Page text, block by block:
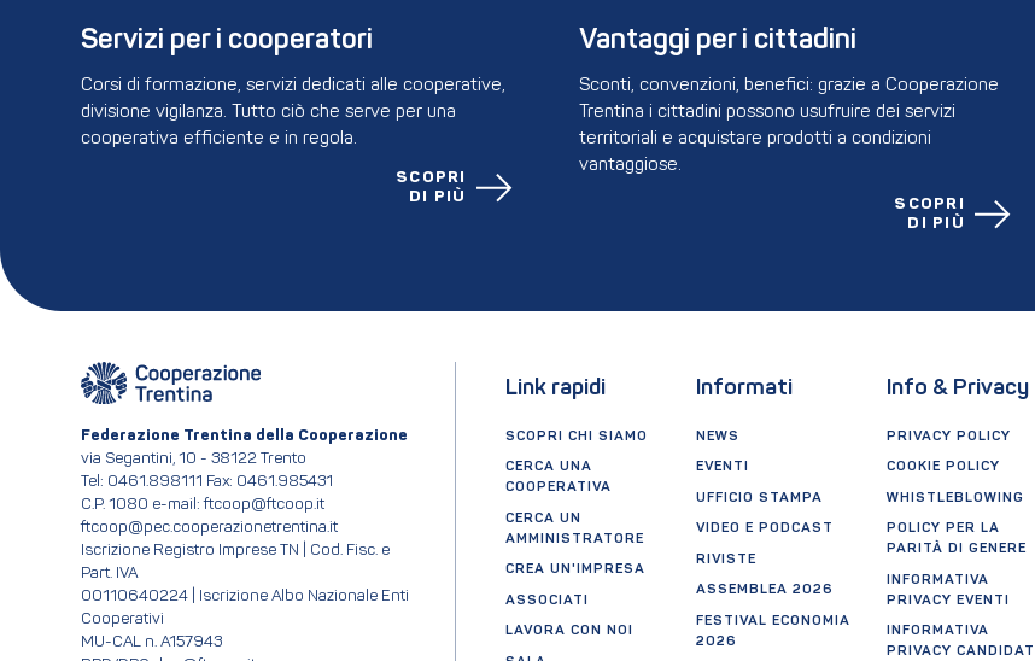
Servizi per i cooperatori
Corsi di formazione, servizi dedicati alle cooperative,
divisione vigilanza. Tutto ciò che serve per una
cooperativa efficiente e in regola.
SCOPRI
DI PIÙ
Vantaggi per i cittadini
Sconti, convenzioni, benefici: grazie a Cooperazione
Trentina i cittadini possono usufruire dei servizi
territoriali e acquistare prodotti a condizioni
vantaggiose.
SCOPRI
DI PIÙ
Federazione Trentina della Cooperazione
via Segantini, 10 - 38122 Trento
Tel: 0461.898111 Fax: 0461.985431
C.P. 1080 e-mail: ftcoop@ftcoop.it
ftcoop@pec.cooperazionetrentina.it
Iscrizione Registro Imprese TN | Cod. Fisc. e
Part. IVA
00110640224 | Iscrizione Albo Nazionale Enti
Cooperativi
MU-CAL n. A157943
Link rapidi
SCOPRI CHI SIAMO
CERCA UNA
COOPERATIVA
CERCA UN
AMMINISTRATORE
CREA UN'IMPRESA
ASSOCIATI
LAVORA CON NOI
Informati
NEWS
EVENTI
UFFICIO STAMPA
VIDEO E PODCAST
RIVISTE
ASSEMBLEA 2026
FESTIVAL ECONOMIA
2026
Info & Privacy
PRIVACY POLICY
COOKIE POLICY
WHISTLEBLOWING
POLICY PER LA
PARITÀ DI GENERE
INFORMATIVA
PRIVACY EVENTI
INFORMATIVA
PRIVACY CANDIDATI